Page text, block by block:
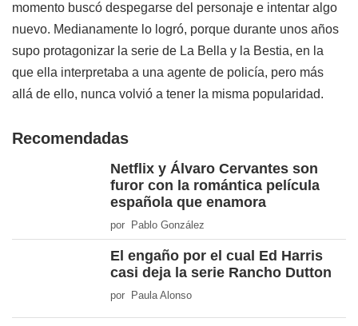
momento buscó despegarse del personaje e intentar algo
nuevo. Medianamente lo logró, porque durante unos años
supo protagonizar la serie de La Bella y la Bestia, en la
que ella interpretaba a una agente de policía, pero más
allá de ello, nunca volvió a tener la misma popularidad.
Recomendadas
Netflix y Álvaro Cervantes son
furor con la romántica película
española que enamora
por Pablo González
El engaño por el cual Ed Harris
casi deja la serie Rancho Dutton
por Paula Alonso